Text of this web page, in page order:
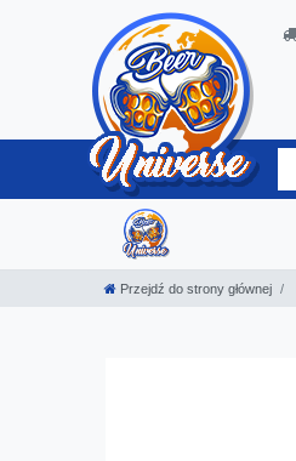
Przejdź do strony głównej